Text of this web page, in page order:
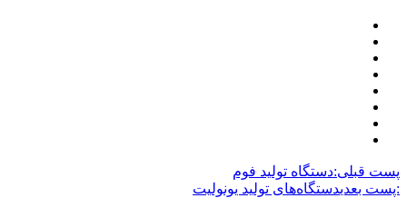
پست قبلی:دستگاه تولید فوم
:پست بعدیدستگاه‌های تولید یونولیت